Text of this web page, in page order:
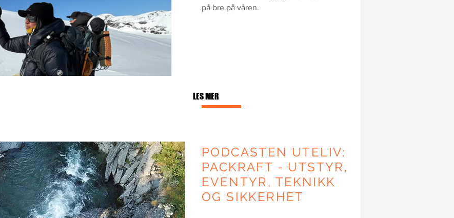
på bre på våren.
LES MER
PODCASTEN UTELIV:
PACKRAFT - UTSTYR,
EVENTYR, TEKNIKK
OG SIKKERHET